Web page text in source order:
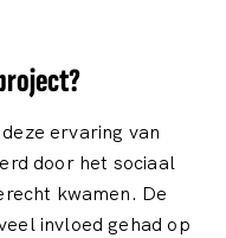
ervaring van
door het sociaal
kwamen. De
invloed gehad op